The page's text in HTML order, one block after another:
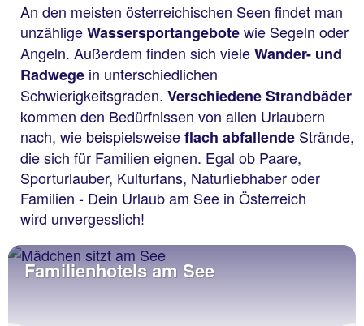
An den meisten österreichischen Seen findet man
unzähligeWassersportangebotewie Segeln oder
Angeln. Außerdem finden sich vieleWander- und
Radwege in unterschiedlichen
Schwierigkeitsgraden. Verschiedene Strandbäder
kommen den Bedürfnissen von allen Urlaubern
nach, wie beispielsweiseflach abfallende Strände,
die sich für Familien eignen. Egal ob Paare,
Sporturlauber, Kulturfans, Naturliebhaber oder
Familien - Dein Urlaub am See in Österreich
wird unvergesslich!
Familienhotels am See